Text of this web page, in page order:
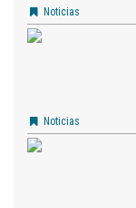
Noticias
Noticias